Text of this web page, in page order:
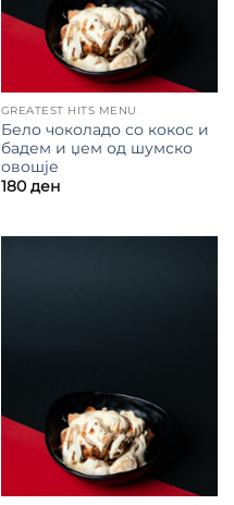
GREATEST HITS MENU
Бело чоколадо со кокос и
бадем и џем од шумско
овошје
180 ден